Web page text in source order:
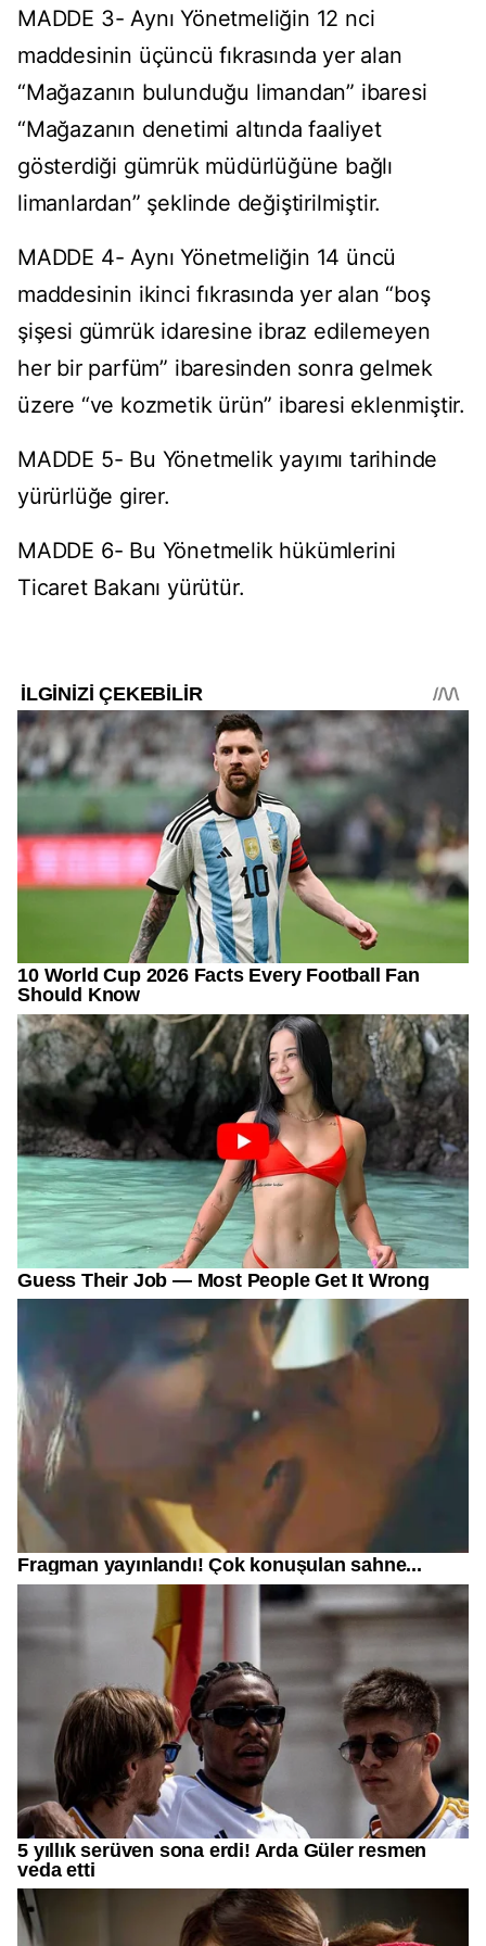
MADDE 3- Aynı Yönetmeliğin 12 nci
maddesinin üçüncü fıkrasında yer alan
“Mağazanın bulunduğu limandan” ibaresi
“Mağazanın denetimi altında faaliyet
gösterdiği gümrük müdürlüğüne bağlı
limanlardan” şeklinde değiştirilmiştir.
MADDE 4- Aynı Yönetmeliğin 14 üncü
maddesinin ikinci fıkrasında yer alan “boş
şişesi gümrük idaresine ibraz edilemeyen
her bir parfüm” ibaresinden sonra gelmek
üzere “ve kozmetik ürün” ibaresi eklenmiştir.
MADDE 5- Bu Yönetmelik yayımı tarihinde
yürürlüğe girer.
MADDE 6- Bu Yönetmelik hükümlerini
Ticaret Bakanı yürütür.